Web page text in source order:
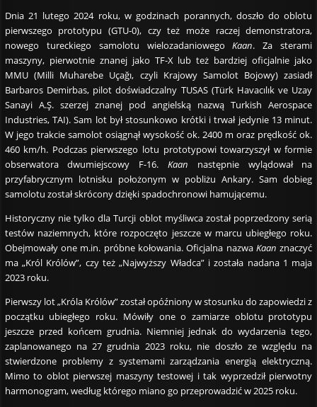
Dnia 21 lutego 2024 roku, w godzinach porannych, doszło do oblotu
pierwszego prototypu (GTU-0), czy też może raczej demonstratora,
nowego tureckiego samolotu wielozadaniowegoKaan. Za sterami
maszyny, pierwotnie znanej jako TF-X lub też bardziej oficjalnie jako
MMU (Milli Muharebe Uçağı, czyli Krajowy Samolot Bojowy) zasiadł
Barbaros Demirbas, pilot doświadczalny TUSAS (Türk Havacılık ve Uzay
Sanayi A.Ş. szerzej znanej pod angielską nazwą Turkish Aerospace
Industries, TAI). Sam lot był stosunkowo krótki i trwał jedynie 13 minut.
W jego trakcie samolot osiągnął wysokość ok. 2400 m oraz prędkość ok.
460 km/h. Podczas pierwszego lotu prototypowi towarzyszył w formie
obserwatora dwumiejscowy F-16.Kaan następnie wylądował na
przyfabrycznym lotnisku położonym w pobliżu Ankary. Sam dobieg
samolotu został skrócony dzięki spadochronowi hamującemu.
Historyczny nie tylko dla Turcji oblot myśliwca został poprzedzony serią
testów naziemnych, które rozpoczęto jeszcze w marcu ubiegłego roku.
Obejmowały one m.in. próbne kołowania. Oficjalna nazwa Kaan znaczyć
ma „Król Królów”, czy też „Najwyższy Władca” i została nadana 1 maja
2023 roku.
Pierwszy lot „Króla Królów” został opóźniony w stosunku do zapowiedzi z
początku ubiegłego roku. Mówiły one o zamiarze oblotu prototypu
jeszcze przed końcem grudnia. Niemniej jednak do wydarzenia tego,
zaplanowanego na 27 grudnia 2023 roku, nie doszło ze względu na
stwierdzone problemy z systemami zarządzania energią elektryczną.
Mimo to oblot pierwszej maszyny testowej i tak wyprzedził pierwotny
harmonogram, według którego miano go przeprowadzić w 2025 roku.